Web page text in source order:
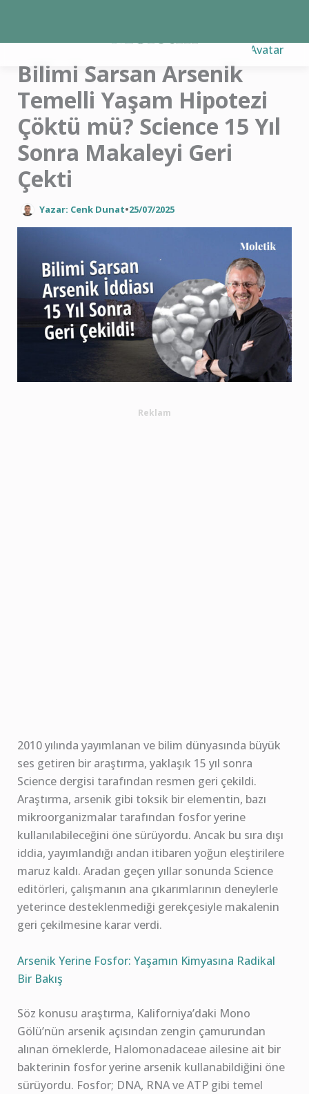
Bilimi Sarsan Arsenik
Temelli Yaşam Hipotezi
Çöktü mü? Science 15 Yıl
Sonra Makaleyi Geri
Çekti
Yazar: Cenk Dunat•25/07/2025
Reklam
2010 yılında yayımlanan ve bilim dünyasında büyük
ses getiren bir araştırma, yaklaşık 15 yıl sonra
Science dergisi tarafından resmen geri çekildi.
Araştırma, arsenik gibi toksik bir elementin, bazı
mikroorganizmalar tarafından fosfor yerine
kullanılabileceğini öne sürüyordu. Ancak bu sıra dışı
iddia, yayımlandığı andan itibaren yoğun eleştirilere
maruz kaldı. Aradan geçen yıllar sonunda Science
editörleri, çalışmanın ana çıkarımlarının deneylerle
yeterince desteklenmediği gerekçesiyle makalenin
geri çekilmesine karar verdi.
Arsenik Yerine Fosfor: Yaşamın Kimyasına Radikal
Bir Bakış
Söz konusu araştırma, Kaliforniya’daki Mono
Gölü’nün arsenik açısından zengin çamurundan
alınan örneklerde, Halomonadaceae ailesine ait bir
bakterinin fosfor yerine arsenik kullanabildiğini öne
sürüyordu. Fosfor; DNA, RNA ve ATP gibi temel